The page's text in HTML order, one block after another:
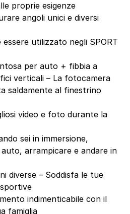
proprie esigenze
angoli unici e diversi
essere utilizzato negli SPORT
per auto + fibbia a
verticali – La fotocamera
saldamente al finestrino
video e foto durante la
sei in immersione,
arrampicare e andare in
diverse – Soddisfa le tue
indimenticabile con il
famiglia